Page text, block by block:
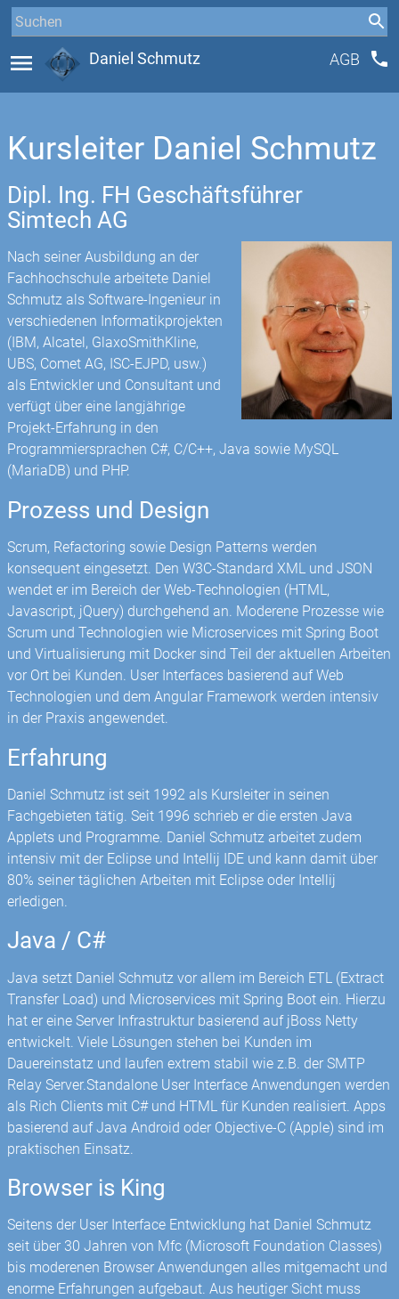
menu Daniel Schmutz AGB phone
Kursleiter Daniel Schmutz
Dipl. Ing. FH Geschäftsführer
Simtech AG
Nach seiner Ausbildung an der
Fachhochschule arbeitete Daniel
Schmutz als Software-Ingenieur in
verschiedenen Informatikprojekten
(IBM, Alcatel, GlaxoSmithKline,
UBS, Comet AG, ISC-EJPD, usw.)
als Entwickler und Consultant und
verfügt über eine langjährige
Projekt-Erfahrung in den
Programmiersprachen C#, C/C++, Java sowie MySQL
(MariaDB) und PHP.
Prozess und Design
Scrum, Refactoring sowie Design Patterns werden
konsequent eingesetzt. Den W3C-Standard XML und JSON
wendet er im Bereich der Web-Technologien (HTML,
Javascript, jQuery) durchgehend an. Moderene Prozesse wie
Scrum und Technologien wie Microservices mit Spring Boot
und Virtualisierung mit Docker sind Teil der aktuellen Arbeiten
vor Ort bei Kunden. User Interfaces basierend auf Web
Technologien und dem Angular Framework werden intensiv
in der Praxis angewendet.
Erfahrung
Daniel Schmutz ist seit 1992 als Kursleiter in seinen
Fachgebieten tätig. Seit 1996 schrieb er die ersten Java
Applets und Programme. Daniel Schmutz arbeitet zudem
intensiv mit der Eclipse und Intellij IDE und kann damit über
80% seiner täglichen Arbeiten mit Eclipse oder Intellij
erledigen.
Java / C#
Java setzt Daniel Schmutz vor allem im Bereich ETL (Extract
Transfer Load) und Microservices mit Spring Boot ein. Hierzu
hat er eine Server Infrastruktur basierend auf jBoss Netty
entwickelt. Viele Lösungen stehen bei Kunden im
Dauereinstatz und laufen extrem stabil wie z.B. der SMTP
Relay Server.Standalone User Interface Anwendungen werden
als Rich Clients mit C# und HTML für Kunden realisiert. Apps
basierend auf Java Android oder Objective-C (Apple) sind im
praktischen Einsatz.
Browser is King
Seitens der User Interface Entwicklung hat Daniel Schmutz
seit über 30 Jahren von Mfc (Microsoft Foundation Classes)
bis moderenen Browser Anwendungen alles mitgemacht und
enorme Erfahrungen aufgebaut. Aus heutiger Sicht muss